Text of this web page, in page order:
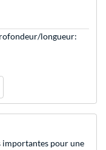
longueur:
importantes pour une